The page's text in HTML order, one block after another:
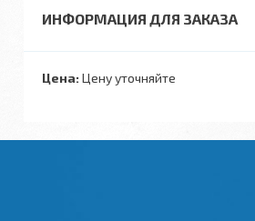
ИНФОРМАЦИЯ ДЛЯ ЗАКАЗА
Цена: Цену уточняйте